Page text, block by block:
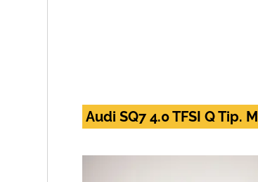
Audi SQ7 4.0 TFSI Q